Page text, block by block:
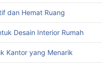
dan Hemat Ruang
Desain Interior Rumah
Kantor yang Menarik